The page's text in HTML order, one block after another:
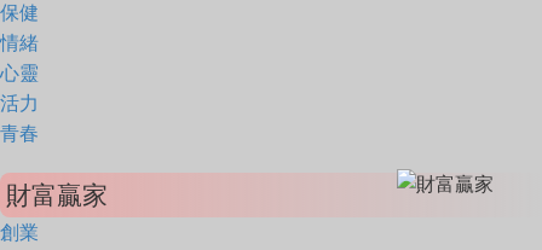
保健
情緒
心靈
活力
青春
財富贏家
創業